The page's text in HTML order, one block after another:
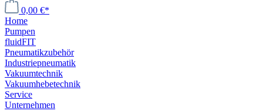
0,00 €*
Home
Pumpen
fluidFIT
Pneumatikzubehör
Industriepneumatik
Vakuumtechnik
Vakuumhebetechnik
Service
Unternehmen